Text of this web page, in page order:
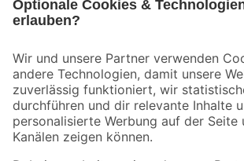
Der toom Newsletter: Keine Angebote und Aktionen
Zur Newsletter Anmeldung
Folge uns